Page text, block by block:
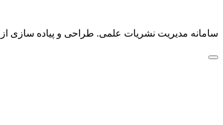
سامانه مدیریت نشریات علمی. طراحی و پیاده سازی از